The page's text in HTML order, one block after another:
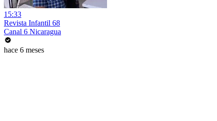
15:33
Revista Infantil 68
Canal 6 Nicaragua
hace 6 meses